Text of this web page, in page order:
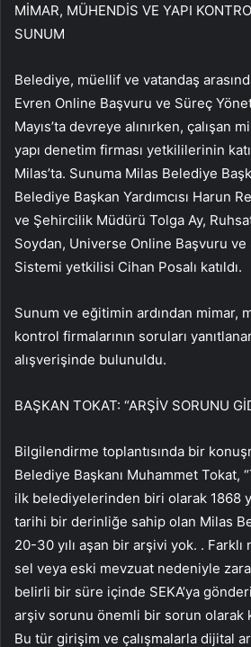
MİMAR, MÜHENDİS VE YAPI
SUNUM
Belediye, müellif ve vatandaş
Evren Online Başvuru ve Süreç
Mayıs’ta devreye alınırken, çalışan
yapı denetim firması yetkililerinin
Milas’ta. Sunuma Milas Belediye
Belediye Başkan Yardımcısı Harun
ve Şehircilik Müdürü Tolga Ay,
Soydan, Universe Online Başvuru
Sistemi yetkilisi Cihan Posalı katıldı.
Sunum ve eğitimin ardından mimar,
kontrol firmalarının soruları
alışverişinde bulunuldu.
BAŞKAN TOKAT: “ARŞİV SORUNU
Bilgilendirme toplantısında bir
Belediye Başkanı Muhammet Tokat,
ilk belediyelerinden biri olarak 1868
tarihi bir derinliğe sahip olan Milas
20-30 yılı aşan bir arşivi yok. . Farklı
sel veya eski mevzuat nedeniyle
belirli bir süre içinde SEKA’ya
arşiv sorunu önemli bir sorun olarak
Bu tür girişim ve çalışmalarla dijital